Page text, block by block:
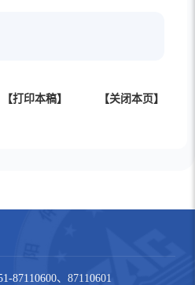
【打印本稿】 【关闭本页】
87110600、87110601